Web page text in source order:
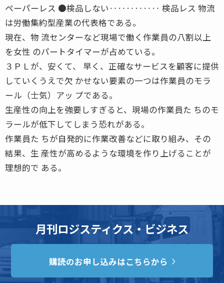
ペーパーレス ●検品しない‥‥‥‥‥‥ 検品レス 物流
は労働集約型産業の代表格である。
現在、物 流センターなど現場で働く作業員の八割以上
を女性 のパートタイマーが占めている。
３ＰＬが、安くて、 早く、正確なサービスを顧客に提供
していくうえで欠 かせない要素の一つは作業員のモラ
ール（士気）アッ プである。
生産性の向上を強要しすぎると、現場の作業員た ちのモ
ラールが低下してしまう恐れがある。
作業員た ちが自発的に作業改善などに取り組み、その
結果、生 産性が高めるような環境を作り上げることが
理想的で ある。
月刊ロジスティクス・ビジネス
購読のお申し込みはこちらから